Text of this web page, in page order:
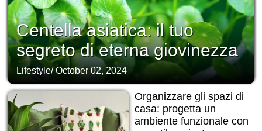
Centella asiatica: il tuo
segreto di eterna giovinezza
Lifestyle/October 02, 2024
Organizzare gli spazi di
casa: progetta un
ambiente funzionale con